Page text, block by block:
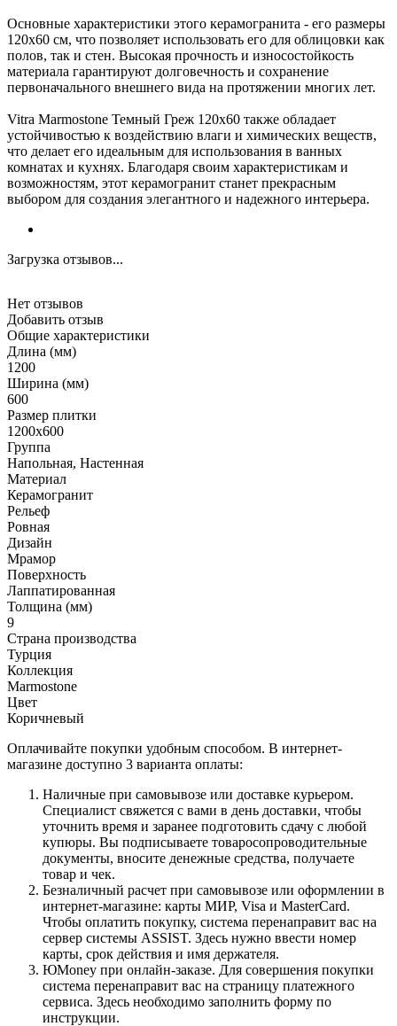
Основные характеристики этого керамогранита - его размеры
120x60 см, что позволяет использовать его для облицовки как
полов, так и стен. Высокая прочность и износостойкость
материала гарантируют долговечность и сохранение
первоначального внешнего вида на протяжении многих лет.
Vitra Marmostone Темный Греж 120x60 также обладает
устойчивостью к воздействию влаги и химических веществ,
что делает его идеальным для использования в ванных
комнатах и кухнях. Благодаря своим характеристикам и
возможностям, этот керамогранит станет прекрасным
выбором для создания элегантного и надежного интерьера.
Загрузка отзывов...
Нет отзывов
Добавить отзыв
Общие характеристики
Длина (мм)
1200
Ширина (мм)
600
Размер плитки
1200x600
Группа
Напольная, Настенная
Материал
Керамогранит
Рельеф
Ровная
Дизайн
Мрамор
Поверхность
Лаппатированная
Толщина (мм)
9
Страна производства
Турция
Коллекция
Marmostone
Цвет
Коричневый
Оплачивайте покупки удобным способом. В интернет-
магазине доступно 3 варианта оплаты:
Наличные при самовывозе или доставке курьером.
Специалист свяжется с вами в день доставки, чтобы
уточнить время и заранее подготовить сдачу с любой
купюры. Вы подписываете товаросопроводительные
документы, вносите денежные средства, получаете
товар и чек.
Безналичный расчет при самовывозе или оформлении в
интернет-магазине: карты МИР, Visa и MasterCard.
Чтобы оплатить покупку, система перенаправит вас на
сервер системы ASSIST. Здесь нужно ввести номер
карты, срок действия и имя держателя.
ЮMoney при онлайн-заказе. Для совершения покупки
система перенаправит вас на страницу платежного
сервиса. Здесь необходимо заполнить форму по
инструкции.